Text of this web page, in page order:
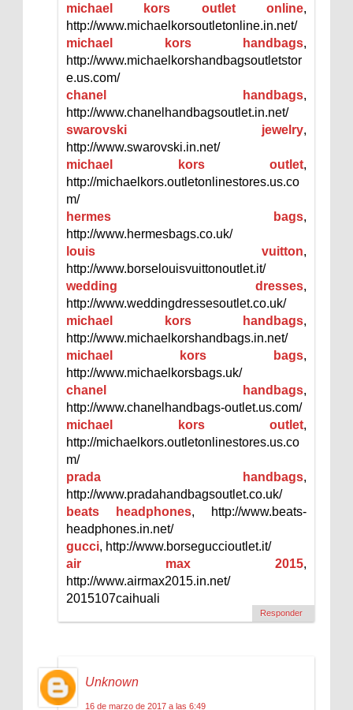
michael kors outlet online,
http://www.michaelkorsoutletonline.in.net/
michael kors handbags,
http://www.michaelkorshandbagsoutletstor
e.us.com/
chanel handbags,
http://www.chanelhandbagsoutlet.in.net/
swarovski jewelry,
http://www.swarovski.in.net/
michael kors outlet,
http://michaelkors.outletonlinestores.us.co
m/
hermes bags,
http://www.hermesbags.co.uk/
louis vuitton,
http://www.borselouisvuittonoutlet.it/
wedding dresses,
http://www.weddingdressesoutlet.co.uk/
michael kors handbags,
http://www.michaelkorshandbags.in.net/
michael kors bags,
http://www.michaelkorsbags.uk/
chanel handbags,
http://www.chanelhandbags-outlet.us.com/
michael kors outlet,
http://michaelkors.outletonlinestores.us.co
m/
prada handbags,
http://www.pradahandbagsoutlet.co.uk/
beats headphones, http://www.beats-
headphones.in.net/
gucci, http://www.borseguccioutlet.it/
air max 2015,
http://www.airmax2015.in.net/
2015107caihuali
Responder
Unknown
16 de marzo de 2017 a las 6:49